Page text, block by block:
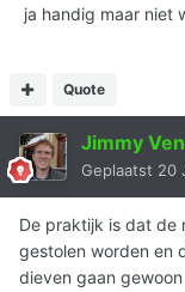
ja handig maar niet
Quote
Jimmy
Geplaatst 20
De praktijk is dat de
gestolen worden en
dieven gaan